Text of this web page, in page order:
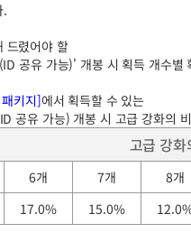
.
드렸어야 할
공유 가능)' 개봉 시 획득 개수별
키지]에서 획득할 수 있는
공유 가능) 개봉 시 고급 강화의
고급 강
6개 7개
8개
17.0% 15.0%